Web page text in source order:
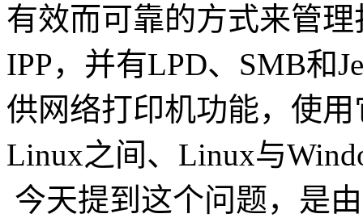
有效而可靠的方式来管
IPP，并有LPD、SMB和
供网络打印机功能，使
Linux之间、Linux与
今天提到这个问题，是